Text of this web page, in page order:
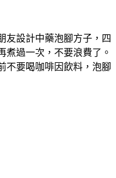
友設計中藥泡腳方子，四
煮過一次，不要浪費了。
不要喝咖啡因飲料，泡腳